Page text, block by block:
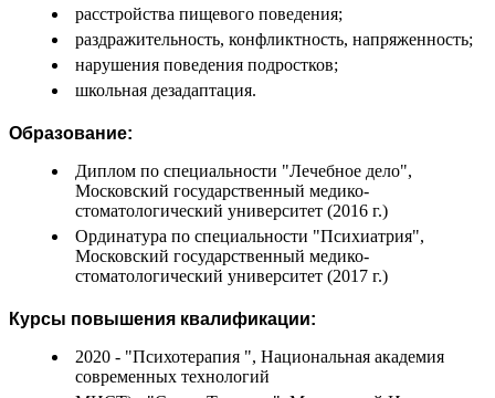
расстройства пищевого поведения;
раздражительность, конфликтность, напряженность;
нарушения поведения подростков;
школьная дезадаптация.
Образование:
Диплом по специальности "Лечебное дело",
Московский государственный медико-
стоматологический университет (2016 г.)
Ординатура по специальности "Психиатрия",
Московский государственный медико-
стоматологический университет (2017 г.)
Курсы повышения квалификации:
2020 - "Психотерапия ", Национальная академия
современных технологий